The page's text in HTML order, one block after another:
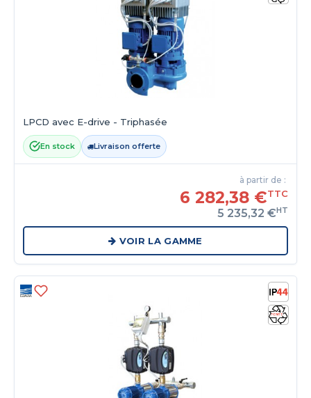
LPCD avec E-drive - Triphasée
En stock Livraison offerte
à partir de :
6 282,38 €TTC
5 235,32 €HT
VOIR LA GAMME